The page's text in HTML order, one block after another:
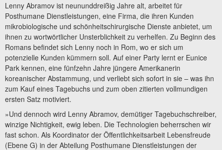
Lenny Abramov ist neununddreißig Jahre alt, arbeitet für
Posthumane Dienstleistungen, eine Firma, die ihren Kunden
mikrobiologische und schönheitschirurgische Dienste anbietet, um
ihnen zu wortwörtlicher Unsterblichkeit zu verhelfen. Zu Beginn des
Romans befindet sich Lenny noch in Rom, wo er sich um
potenzielle Kunden kümmern soll. Auf einer Party lernt er Eunice
Park kennen, eine fünfzehn Jahre jüngere Amerikanerin
koreanischer Abstammung, und verliebt sich sofort in sie – was ihn
zum Kauf eines Tagebuchs und zum oben zitierten vollmundigen
ersten Satz motiviert.
»Und dennoch wird Lenny Abramov, demütiger Tagebuchschreiber,
winzige Nichtigkeit, ewig leben. Die Technologien beherrschen wir
fast schon. Als Koordinator der Öffentlichkeitsarbeit Lebensfreude
(Ebene G) in der Abteilung Posthumane Dienstleistungen der